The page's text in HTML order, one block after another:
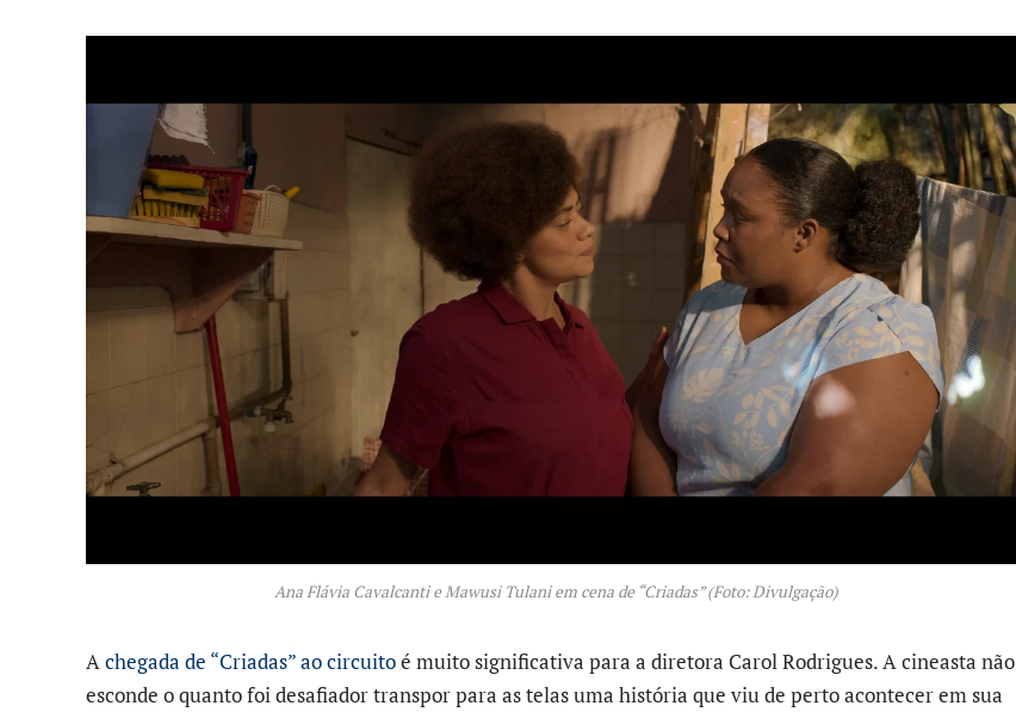
Ana Flávia Cavalcanti e Mawusi Tulani em cena de “Criadas” (Foto: Divulgação)
Achegada de “Criadas” ao circuitoé muito significativa para a diretora Carol Rodrigues. A cineasta não
esconde o quanto foi desafiador transpor para as telas uma história que viu de perto acontecer em sua